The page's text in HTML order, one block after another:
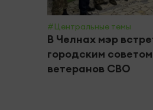
#Центральные темы
В Челнах мэр
городским советом
ветеранов СВО